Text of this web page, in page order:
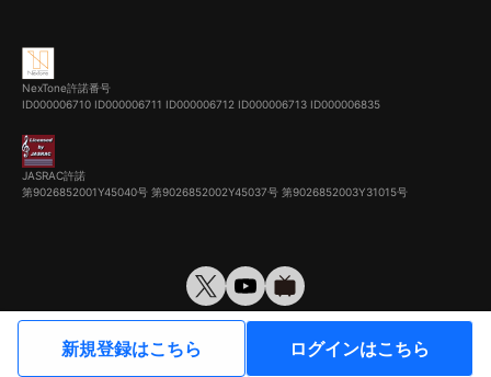
新規登録はこちら ログインはこちら
NexTone許諾番号
ID000006710 ID000006711 ID000006712 ID000006713 ID000006835
JASRAC許諾
第9026852001Y45040号 第9026852002Y45037号 第9026852003Y31015号
© VirtualCast, Inc. All rights reserved.